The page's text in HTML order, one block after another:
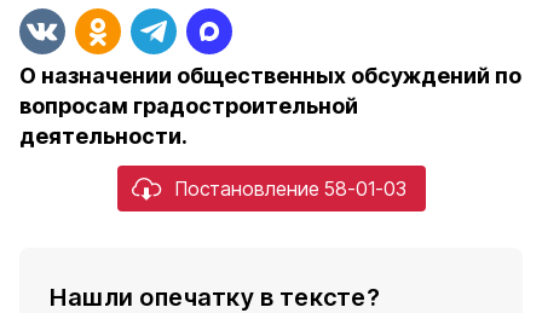
О назначении общественных обсуждений по
вопросам градостроительной
деятельности.
Постановление 58-01-03
Нашли опечатку в тексте?